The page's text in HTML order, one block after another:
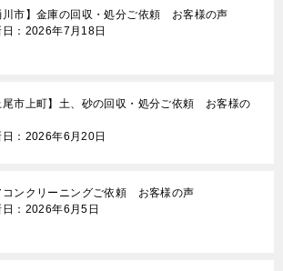
川市】金庫の回収・処分ご依頼 お客様の声
日：2026年7月18日
尾市上町】土、砂の回収・処分ご依頼 お客様の
日：2026年6月20日
コンクリーニングご依頼 お客様の声
日：2026年6月5日